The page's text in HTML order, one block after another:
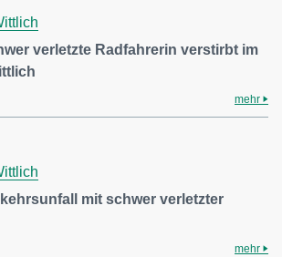
verletzte Radfahrerin verstirbt im
mehr
mit schwer verletzter
mehr